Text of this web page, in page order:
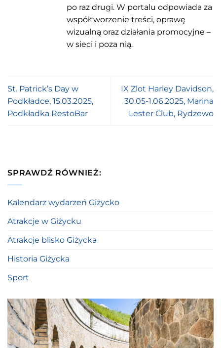
po raz drugi. W portalu odpowiada za
współtworzenie treści, oprawę
wizualną oraz działania promocyjne –
w sieci i poza nią.
St. Patrick’s Day w
Podkładce, 15.03.2025,
Podkładka RestoBar
IX Zlot Harley Davidson,
30.05-1.06.2025, Marina
Lester Club, Rydzewo
SPRAWDŹ RÓWNIEŻ:
Kalendarz wydarzeń Giżycko
Atrakcje w Giżycku
Atrakcje blisko Giżycka
Historia Giżycka
Sport